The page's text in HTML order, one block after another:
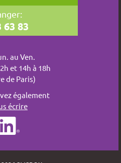
63 83
au Ven.
et 14h à 18h
de Paris)
également
écrire